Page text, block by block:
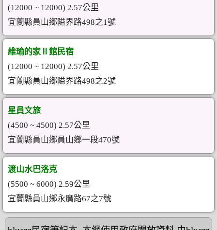
(12000 ~ 12000) 2.57公里
宜蘭縣員山鄉隘界路498之1號
維瑜的家Ⅱ館民宿
(12000 ~ 12000) 2.57公里
宜蘭縣員山鄉隘界路498之2號
星員文旅
(4500 ~ 4500) 2.57公里
宜蘭縣員山鄉員山鄉一段470號
渡山水巴洛克
(5500 ~ 6000) 2.59公里
宜蘭縣員山鄉永廣路67之7號